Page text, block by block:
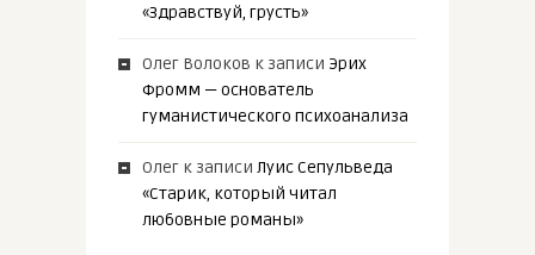
«Здравствуй, грусть»
Олег Волоков к записи Эрих
Фромм — основатель
гуманистического психоанализа
Олегк записи Луис Сепульведа
«Старик, который читал
любовные романы»